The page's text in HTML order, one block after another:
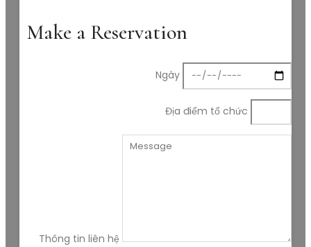
Make a Reservation
Ngày
Địa điểm tổ chức
Thông tin liên hệ